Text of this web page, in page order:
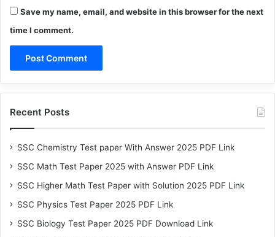
Save my name, email, and website in this browser for the next
time I comment.
Recent Posts
SSC Chemistry Test paper With Answer 2025 PDF Link
SSC Math Test Paper 2025 with Answer PDF Link
SSC Higher Math Test Paper with Solution 2025 PDF Link
SSC Physics Test Paper 2025 PDF Link
SSC Biology Test Paper 2025 PDF Download Link